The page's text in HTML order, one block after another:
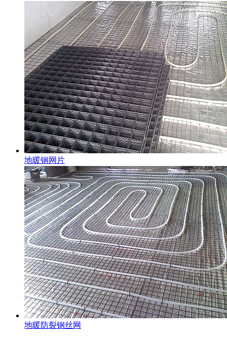
地暖钢网片
地暖防裂钢丝网